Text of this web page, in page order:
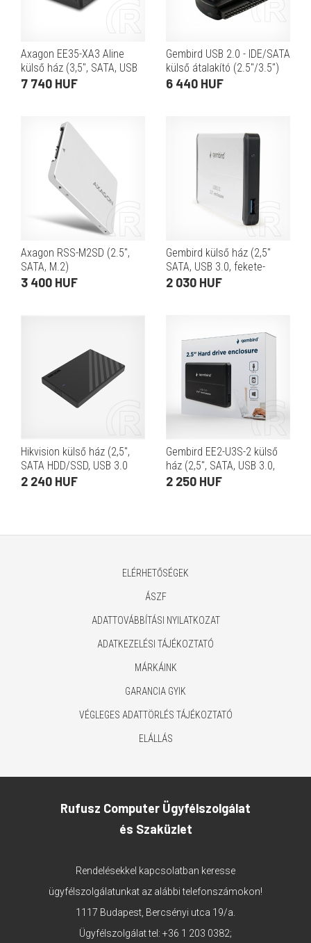
Axagon EE35-XA3 Aline
külső ház (3,5", SATA, USB
3.0, fekete)
7 740 HUF
Gembird USB 2.0 - IDE/SATA
külső átalakító (2.5"/3.5")
6 440 HUF
Axagon RSS-M2SD (2.5",
SATA, M.2)
3 400 HUF
Gembird külső ház (2,5"
SATA, USB 3.0, fekete-
fehér)
2 030 HUF
Hikvision külső ház (2,5",
SATA HDD/SSD, USB 3.0
Micro-B, 5 Gbps, alumínium,
2 240 HUF
Gembird EE2-U3S-2 külső
ház (2,5", SATA, USB 3.0,
fekete)
2 250 HUF
ELÉRHETŐSÉGEK
ÁSZF
ADATTOVÁBBÍTÁSI NYILATKOZAT
ADATKEZELÉSI TÁJÉKOZTATÓ
MÁRKÁINK
GARANCIA GYIK
VÉGLEGES ADATTÖRLÉS TÁJÉKOZTATÓ
ELÁLLÁS
Rufusz Computer Ügyfélszolgálat
és Szaküzlet
Rendelésekkel kapcsolatban keresse
ügyfélszolgálatunkat az alábbi telefonszámokon!
1117 Budapest, Bercsényi utca 19/a.
Ügyfélszolgálat tel: +36 1 203 0382;